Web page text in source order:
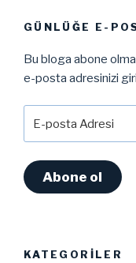
GÜNLÜĞE E-
Bu bloga abone
e-posta adresinizi
posta
Abone ol
KATEGORILER